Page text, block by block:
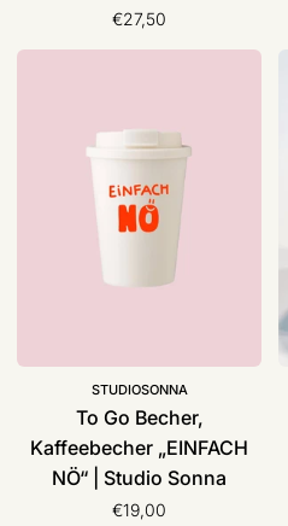
€27,50
Kaffeebecher
STUDIOSONNA
To Go Becher,
Kaffeebecher „EINFACH
NÖ“ | Studio Sonna
€19,00